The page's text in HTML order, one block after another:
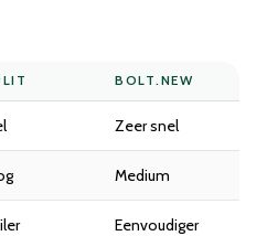
BOLT.NEW
Zeer snel
Medium
Eenvoudiger